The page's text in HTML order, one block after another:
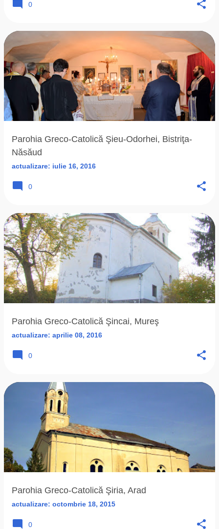
0
Parohia Greco-Catolică Şieu-Odorhei, Bistriţa-
Năsăud
actualizare: iulie 16, 2016
0
Parohia Greco-Catolică Şincai, Mureş
actualizare: aprilie 08, 2016
0
Parohia Greco-Catolică Şiria, Arad
actualizare: octombrie 18, 2015
0